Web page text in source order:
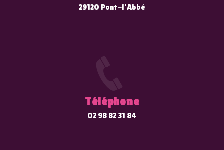
29120 Pont-l'Abbé
Téléphone
02 98 82 31 84